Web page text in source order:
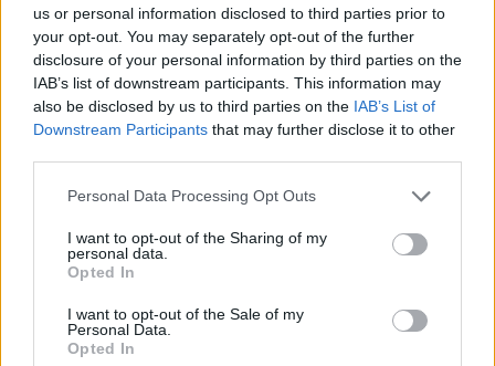
us or personal information disclosed to third parties prior to
your opt-out. You may separately opt-out of the further
disclosure of your personal information by third parties on the
IAB’s list of downstream participants. This information may
also be disclosed by us to third parties on the IAB’s List of
Downstream Participants that may further disclose it to other
Please note that this website/app uses one or more Google
not limited to your visit or usage behaviour. You may click to
grant or deny consent to Google and its third-party tags to
use your data for below specified purposes in below Google
consent section.
Personal Data Processing Opt Outs
I want to opt-out of the Sharing of my
personal data.
Opted In
I want to opt-out of the Sale of my
Personal Data.
Opted In